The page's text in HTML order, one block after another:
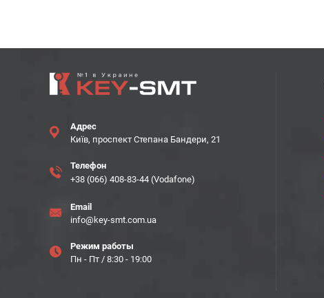
Адрес
Київ, проспект Степана Бандери, 21
Телефон
+38 (066) 408-83-44 (Vodafone)
Email
info@key-smt.com.ua
Режим работы
Пн - Пт / 8:30 - 19:00